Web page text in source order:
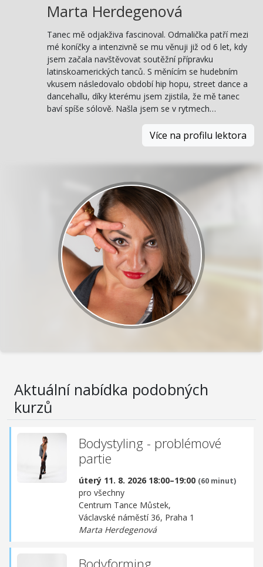
Marta Herdegenová
Tanec mě odjakživa fascinoval. Odmalička patří mezi
mé koníčky a intenzivně se mu věnuji již od 6 let, kdy
jsem začala navštěvovat soutěžní přípravku
latinskoamerických tanců. S měnícím se hudebním
vkusem následovalo období hip hopu, street dance a
dancehallu, díky kterému jsem zjistila, že mě tanec
baví spíše sólově. Našla jsem se v rytmech…
Více na profilu lektora
Aktuální nabídka podobných
kurzů
Bodystyling - problémové
partie
úterý 11. 8. 2026 18:00–19:00 (60 minut)
pro všechny
Centrum Tance Můstek,
Václavské náměstí 36, Praha 1
Marta Herdegenová
Bodyforming